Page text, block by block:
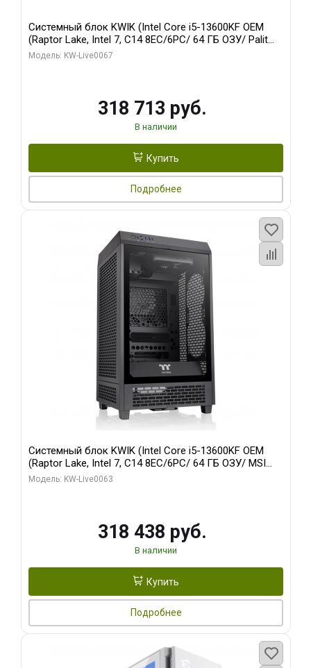
Системный блок KWIK (Intel Core i5-13600KF OEM
(Raptor Lake, Intel 7, C14 8EC/6PC/ 64 ГБ ОЗУ/ Palit
RTX5080 GAMINGPRO OC 16GB GDDR7 256bit 3xDP
Модель: KW-Live0067
318 713 руб.
В наличии
Купить
Подробнее
Системный блок KWIK (Intel Core i5-13600KF OEM
(Raptor Lake, Intel 7, C14 8EC/6PC/ 64 ГБ ОЗУ/ MSI
RTX5080 VENTUS 3X OC 16GB GDDR7 256bit 3xDP
Модель: KW-Live0063
318 438 руб.
В наличии
Купить
Подробнее